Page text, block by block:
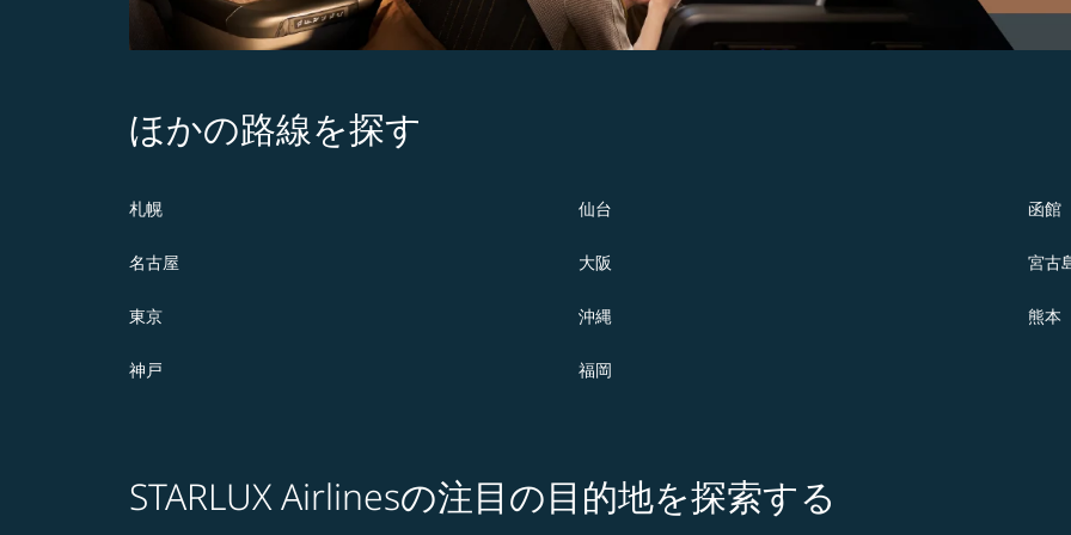
ほかの路線を探す
札幌 仙台 函館
名古屋 大阪 宮古
東京 沖縄 熊本
神戸 福岡
STARLUX Airlinesの注目の目的地を探索する